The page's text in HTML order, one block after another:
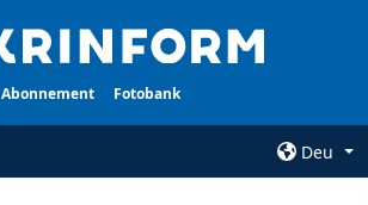
Abonnement Fotobank
Deu